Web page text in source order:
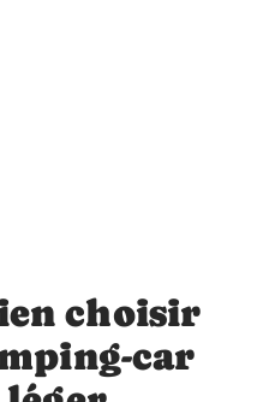
choisir
car